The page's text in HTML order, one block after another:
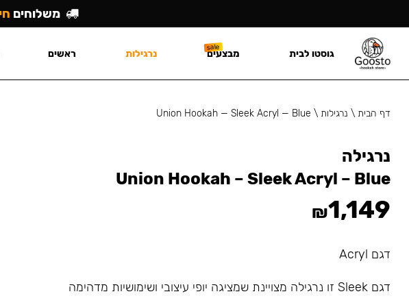
דף הבית\ נרגילות\
Union Hookah — Sleek Acryl — Blue
נרגילה
Union Hookah – Sleek Acryl – Blue
₪1,149
דגם Acryl
דגם Sleek זו נרגילה מצויינת שמציגה יופי עיצובי ושימושיות מדהימה
משלוחים
גוסטו לבית מבצעים נרגילות ראשים